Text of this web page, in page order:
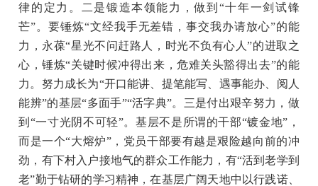
律的定力。二是锻造本领能力，做到“十年一剑试锋
芒”。要锤炼“文经我手无差错，事交我办请放心”的能
力，永葆“星光不问赶路人，时光不负有心人”的进取之
心，锤炼“关键时候冲得出来，危难关头豁得出去”的能
力。努力成长为“开口能讲、提笔能写、遇事能办、阅人
能辨”的基层“多面手”“活字典”。三是付出艰辛努力，做
到“一寸光阴不可轻”。基层不是所谓的干部“镀金地”，
而是一个“大熔炉”，党员干部要有越是艰险越向前的冲
劲，有下村入户接地气的群众工作能力，有“活到老学到
老”勤于钻研的学习精神，在基层广阔天地中以行践诺、